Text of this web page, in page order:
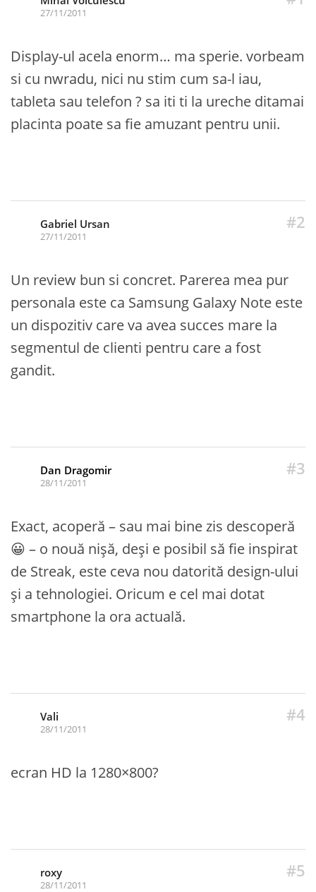
27/11/2011
Display-ul acela enorm… ma sperie. vorbeam
si cu nwradu, nici nu stim cum sa-l iau,
tableta sau telefon ? sa iti ti la ureche ditamai
placinta poate sa fie amuzant pentru unii.
#2
Gabriel Ursan
27/11/2011
Un review bun si concret. Parerea mea pur
personala este ca Samsung Galaxy Note este
un dispozitiv care va avea succes mare la
segmentul de clienti pentru care a fost
gandit.
#3
Dan Dragomir
28/11/2011
Exact, acoperă – sau mai bine zis descoperă
😀 – o nouă nișă, deși e posibil să fie inspirat
de Streak, este ceva nou datorită design-ului
și a tehnologiei. Oricum e cel mai dotat
smartphone la ora actuală.
#4
Vali
28/11/2011
ecran HD la 1280×800?
#5
roxy
28/11/2011